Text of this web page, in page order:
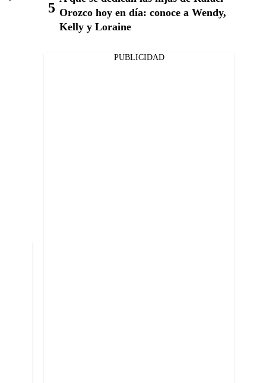
Orozco hoy en día: conoce a Wendy,
Kelly y Loraine
PUBLICIDAD